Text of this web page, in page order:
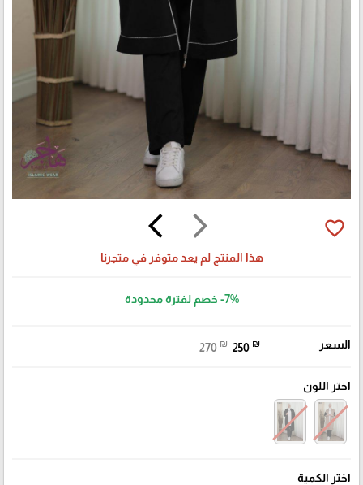
arrow_forward_ios
arrow_back_ios favorite_border
هذا المنتج لم يعد متوفر في متجرنا
-7% خصم لفترة محدودة
السعر 270 ₪ 250 ₪
اختر اللون
اختر الكمية